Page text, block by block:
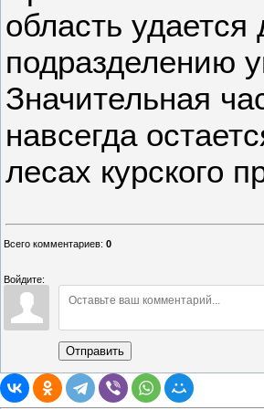
область
подразделению
Значительная
навсегда
лесах курского
Всего комментариев: 0
Войдите:
Отправить